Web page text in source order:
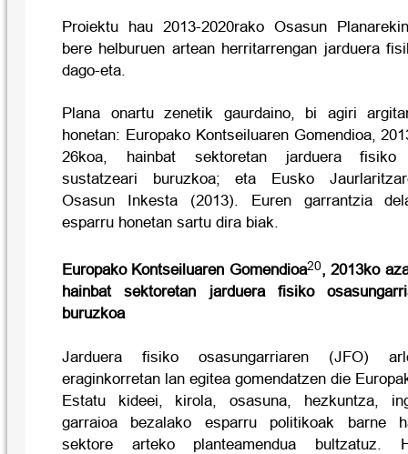
Proiektu hau 2013-2020rako Osasun
bere helburuen artean herritarrengan jarduera
dago-eta.
Plana onartu zenetik gaurdaino, bi agiri
honetan: Europako Kontseiluaren Gomendioa,
26koa, hainbat sektoretan jarduera fisiko
sustatzeari buruzkoa; eta Eusko
Osasun Inkesta (2013). Euren garrantzia
esparru honetan sartu dira biak.
Europako Kontseiluaren Gomendioa20, 2013ko
hainbat sektoretan jarduera fisiko
buruzkoa
Jarduera fisiko osasungarriaren (JFO)
eraginkorretan lan egitea gomendatzen die
Estatu kideei, kirola, osasuna, hezkuntza,
garraioa bezalako esparru politikoak barne
sektore arteko planteamendua bultzatuz.